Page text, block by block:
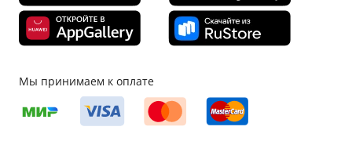
Мы принимаем к оплате